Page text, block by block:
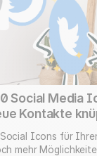
Social Media
Kontakte
Icons für
mehr